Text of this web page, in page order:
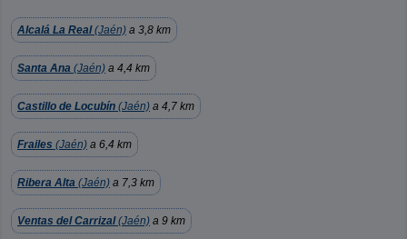
Alcalá La Real(Jaén) a 3,8 km
Santa Ana (Jaén) a 4,4 km
Castillo de Locubín (Jaén) a 4,7 km
Frailes (Jaén) a 6,4 km
Ribera Alta (Jaén) a 7,3 km
Ventas del Carrizal(Jaén) a 9 km